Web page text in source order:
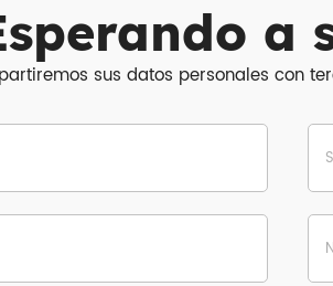
a
sus datos personales con